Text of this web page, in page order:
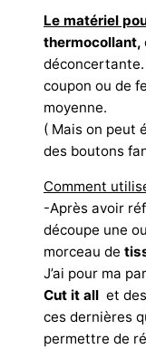
Le matériel
thermocollant,
déconcertante.
coupon ou de
moyenne.
( Mais on peut
des boutons
Comment
-Après avoir
découpe une
morceau de
J’ai pour ma
Cut it all et des
ces dernières
permettre de